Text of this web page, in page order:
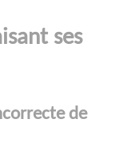
ses
de